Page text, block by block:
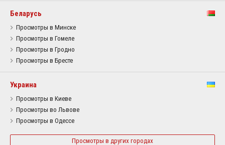
Беларусь
Просмотры в Минске
Просмотры в Гомеле
Просмотры в Гродно
Просмотры в Бресте
Украина
Просмотры в Киеве
Просмотры во Львове
Просмотры в Одессе
Просмотры в других городах